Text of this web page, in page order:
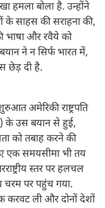
हमला बोला है. उन्होंने
साहस की सराहना की,
भाषा और रवैये को
ने न सिर्फ भारत में,
छेड़ दी है.
अमेरिकी राष्ट्रपति
के उस बयान से हुई,
को तबाह करने की
एक समयसीमा भी तय
स्तर पर हलचल
चरम पर पहुंच गया.
करवट ली और दोनों देशों